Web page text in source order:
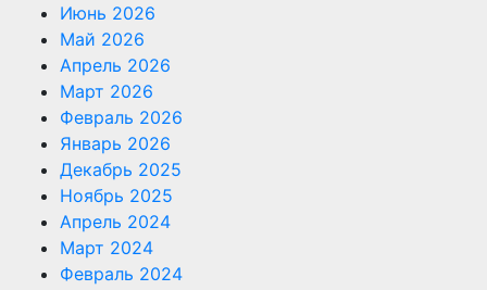
Июнь 2026
Май 2026
Апрель 2026
Март 2026
Февраль 2026
Январь 2026
Декабрь 2025
Ноябрь 2025
Апрель 2024
Март 2024
Февраль 2024